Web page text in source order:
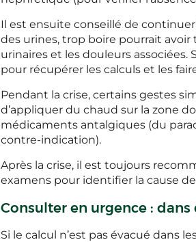
Il est ensuite conseillé de
des urines, trop boire pourrait
urinaires et les douleurs associées.
pour récupérer les calculs et les
Pendant la crise, certains gestes
d’appliquer du chaud sur la zone
médicaments antalgiques (du
contre-indication).
Après la crise, il est toujours
examens pour identifier la cause
Consulter en urgence : dans
Si le calcul n’est pas évacué dans